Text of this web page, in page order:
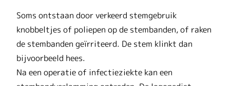
Soms ontstaan door verkeerd stemgebruik
knobbeltjes of poliepen op de stembanden, of raken
de stembanden geïrriteerd. De stem klinkt dan
bijvoorbeeld hees.
Na een operatie of infectieziekte kan een